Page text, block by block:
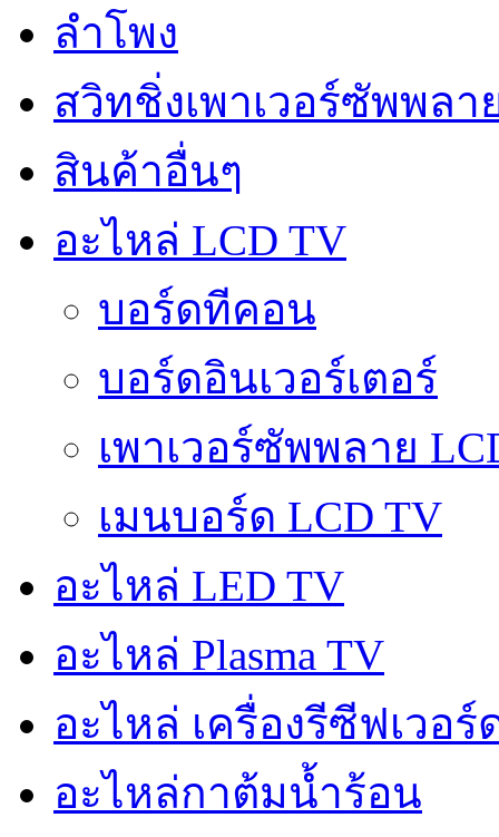
ลำโพง
สวิทชิ่งเพาเวอร์ซัพพลา
สินค้าอื่นๆ
อะไหล่ LCD TV
บอร์ดทีคอน
บอร์ดอินเวอร์เตอร์
เพาเวอร์ซัพพลาย
เมนบอร์ด LCD TV
อะไหล่ LED TV
อะไหล่ Plasma TV
อะไหล่ เครื่องรีซีฟเวอร์
อะไหล่กาต้มน้ำร้อน